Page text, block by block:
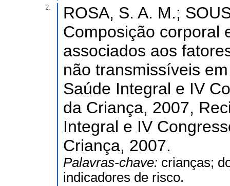
2.
ROSA, S. A. M.;
Composição corporal
associados aos
não transmissíveis
Saúde Integral e IV
da Criança, 2007,
Integral e IV
Criança, 2007.
Palavras-chave: crianças;
indicadores de risco.